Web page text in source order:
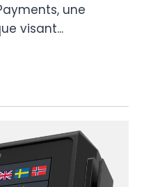
une
visant...